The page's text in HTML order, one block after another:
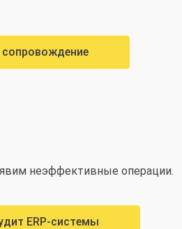
сопровождение
неэффективные операции.
ERP-системы